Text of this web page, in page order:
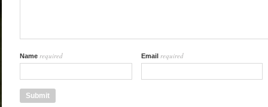
Name required Email required